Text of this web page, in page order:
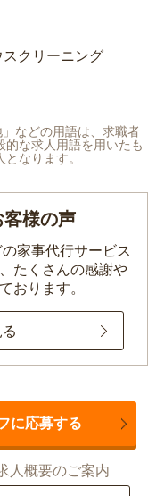
クリーニング
などの用語は、求職者
的な求人用語を用いたも
なります。
様の声
家事代行サービス
たくさんの感謝や
おります。
に応募する
人概要のご案内